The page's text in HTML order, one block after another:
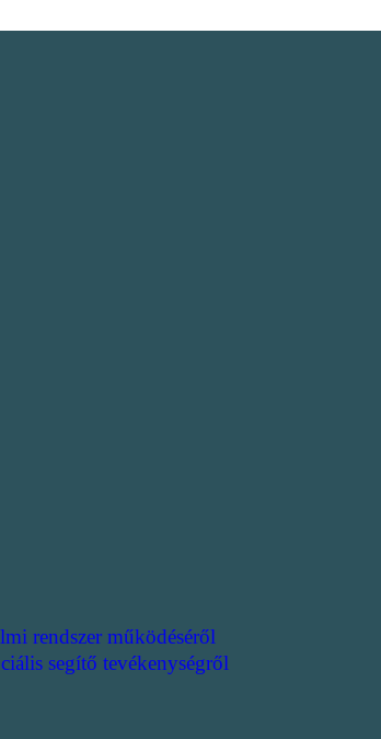
rendszer működéséről
segítő tevékenységről